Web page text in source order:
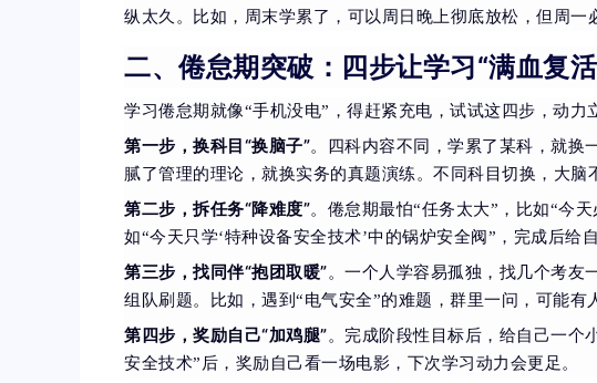
纵太久。比如，周末学累了，可以周日晚上彻底放松，但周一
二、倦怠期突破：四步让学习“满血复
学习倦怠期就像“手机没电”，得赶紧充电，试试这四步，动力
第一步，换科目“换脑子”。四科内容不同，学累了某科，就换
腻了管理的理论，就换实务的真题演练。不同科目切换，大脑
第二步，拆任务“降难度”。倦怠期最怕“任务太大”，比如“今
如“今天只学‘特种设备安全技术’中的锅炉安全阀”，完成后给
第三步，找同伴“抱团取暖”。一个人学容易孤独，找几个考友
组队刷题。比如，遇到“电气安全”的难题，群里一问，可能有
第四步，奖励自己“加鸡腿”。完成阶段性目标后，给自己一个
安全技术”后，奖励自己看一场电影，下次学习动力会更足。